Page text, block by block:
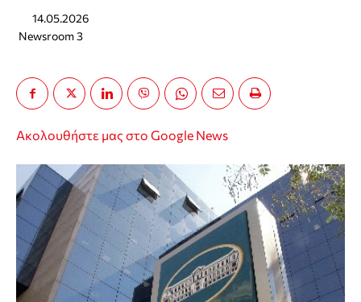
14.05.2026
Newsroom 3
Ακολουθήστε μας στο Google News